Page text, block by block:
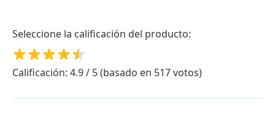
Seleccione la calificación del producto:
Calificación: 4.9 / 5 (basado en 517 votos)